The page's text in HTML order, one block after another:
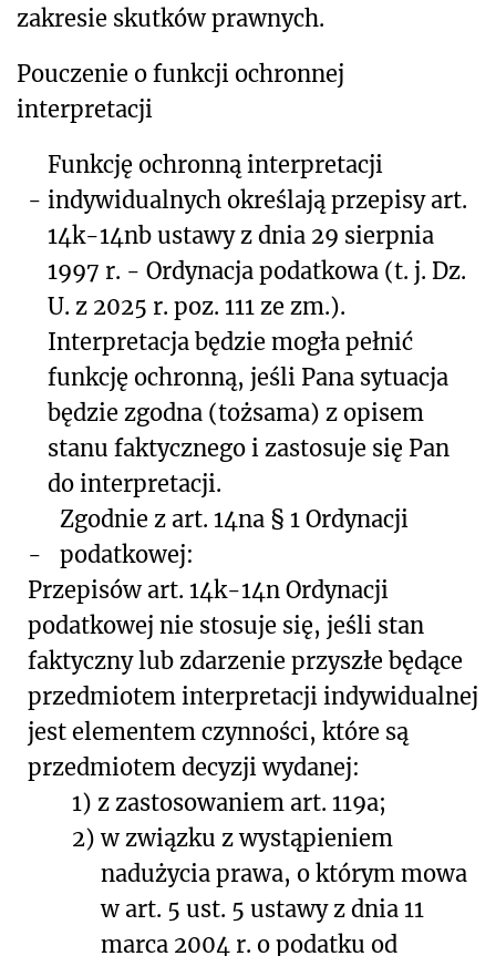
zakresie skutków prawnych.
Pouczenie o funkcji ochronnej
interpretacji
-
Funkcję ochronną interpretacji
indywidualnych określają przepisy art.
14k-14nb ustawy z dnia 29 sierpnia
1997 r. - Ordynacja podatkowa (t. j. Dz.
U. z 2025 r. poz. 111 ze zm.).
Interpretacja będzie mogła pełnić
funkcję ochronną, jeśli Pana sytuacja
będzie zgodna (tożsama) z opisem
stanu faktycznego i zastosuje się Pan
do interpretacji.
-
Zgodnie z art. 14na § 1 Ordynacji
podatkowej:
Przepisów art. 14k-14n Ordynacji
podatkowej nie stosuje się, jeśli stan
faktyczny lub zdarzenie przyszłe będące
przedmiotem interpretacji indywidualnej
jest elementem czynności, które są
przedmiotem decyzji wydanej:
1) z zastosowaniem art. 119a;
2) w związku z wystąpieniem
nadużycia prawa, o którym mowa
w art. 5 ust. 5 ustawy z dnia 11
marca 2004 r. o podatku od